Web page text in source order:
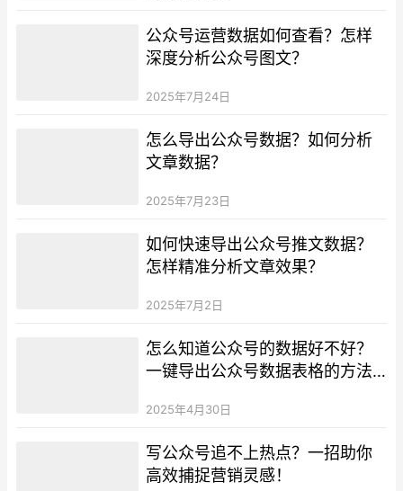
公众号运营数据如何查看？怎样
深度分析公众号图文？
2025年7月24日
怎么导出公众号数据？如何分析
文章数据？
2025年7月23日
如何快速导出公众号推文数据？
怎样精准分析文章效果？
2025年7月2日
怎么知道公众号的数据好不好？
一键导出公众号数据表格的方法
2025年4月30日
写公众号追不上热点？一招助你
高效捕捉营销灵感！